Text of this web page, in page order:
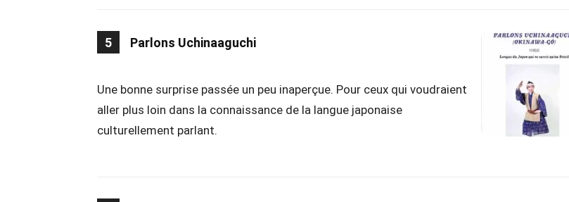
5 Parlons Uchinaaguchi
Une bonne surprise passée un peu inaperçue. Pour ceux qui voudraient
aller plus loin dans la connaissance de la langue japonaise
culturellement parlant.